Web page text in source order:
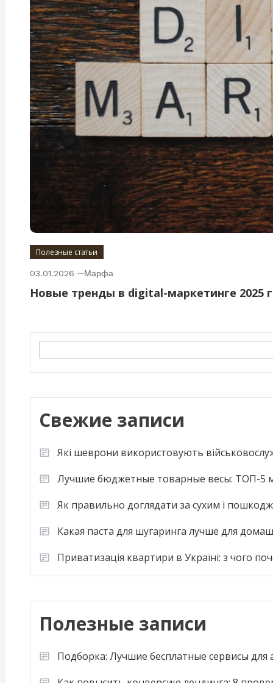
Полезные статьи
03.01.2026 Марфа
Новые тренды в digital-маркетинге 2025
Свежие записи
Які шеврони використовують
Лучшие бюджетные товарные весы: ТОП-5
Як правильно доглядати за сухим і
Какая паста для шугаринга лучше для
Приватизація квартири в Україні: з чого
Полезные записи
Подборка: Лучшие бесплатные сервисы